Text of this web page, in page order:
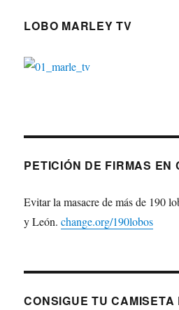
LOBO MARLEY TV
PETICIÓN DE FIRMAS EN
Evitar la masacre de más de 190
y León.change.org/190lobos
CONSIGUE TU